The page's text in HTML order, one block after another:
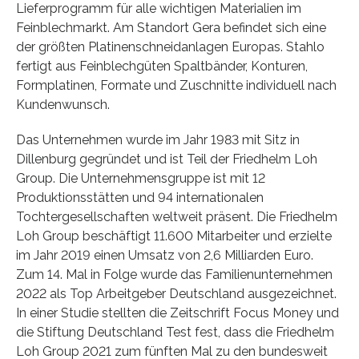
Lieferprogramm für alle wichtigen Materialien im
Feinblechmarkt. Am Standort Gera befindet sich eine
der größten Platinenschneidanlagen Europas. Stahlo
fertigt aus Feinblechgüten Spaltbänder, Konturen,
Formplatinen, Formate und Zuschnitte individuell nach
Kundenwunsch.
Das Unternehmen wurde im Jahr 1983 mit Sitz in
Dillenburg gegründet und ist Teil der Friedhelm Loh
Group. Die Unternehmensgruppe ist mit 12
Produktionsstätten und 94 internationalen
Tochtergesellschaften weltweit präsent. Die Friedhelm
Loh Group beschäftigt 11.600 Mitarbeiter und erzielte
im Jahr 2019 einen Umsatz von 2,6 Milliarden Euro.
Zum 14. Mal in Folge wurde das Familienunternehmen
2022 als Top Arbeitgeber Deutschland ausgezeichnet.
In einer Studie stellten die Zeitschrift Focus Money und
die Stiftung Deutschland Test fest, dass die Friedhelm
Loh Group 2021 zum fünften Mal zu den bundesweit